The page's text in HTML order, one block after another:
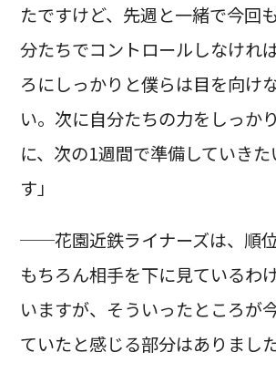
たですけど、先週と一緒で今回
分たちでコントロールしなけれ
ろにしっかりと僕らは目を向け
い。次に自分たちの力をしっか
に、次の1週間で準備していき
す」
──花園近鉄ライナーズは、順位
もちろん相手を下に見ているわ
いますが、そういったところが
ていたと感じる部分はありまし